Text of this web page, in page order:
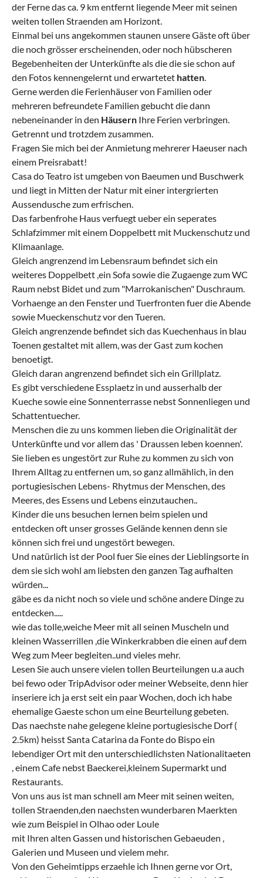
der Ferne das ca. 9 km entfernt liegende Meer mit seinen
weiten tollen Straenden am Horizont.
Einmal bei uns angekommen staunen unsere Gäste oft über
die noch grösser erscheinenden, oder noch hübscheren
Begebenheiten der Unterkünfte als die die sie schon auf
den Fotos kennengelernt und erwartetet hatten
Gerne werden die Ferienhäuser von Familien oder
mehreren befreundete Familien gebucht die dann
nebeneinander in den Häusern Ihre Ferien verbringen.
Getrennt und trotzdem zusammen.
Fragen Sie mich bei der Anmietung mehrerer Haeuser nach
einem Preisrabatt!
Casa do Teatro ist umgeben von Baeumen und Buschwerk
und liegt in Mitten der Natur mit einer intergrierten
Aussendusche zum erfrischen.
Das farbenfrohe Haus verfuegt ueber ein seperates
Schlafzimmer mit einem Doppelbett mit Muckenschutz und
Klimaanlage.
Gleich angrenzend im Lebensraum befindet sich ein
weiteres Doppelbett ,ein Sofa sowie die Zugaenge zum WC
Raum nebst Bidet und zum "Marrokanischen" Duschraum.
Vorhaenge an den Fenster und Tuerfronten fuer die Abende
sowie Mueckenschutz vor den Tueren.
Gleich angrenzende befindet sich das Kuechenhaus in blau
Toenen gestaltet mit allem, was der Gast zum kochen
benoetigt.
Gleich daran angrenzend befindet sich ein Grillplatz.
Es gibt verschiedene Essplaetz in und ausserhalb der
Kueche sowie eine Sonnenterrasse nebst Sonnenliegen und
Schattentuecher.
Menschen die zu uns kommen lieben die Originalität der
Unterkünfte und vor allem das ' Draussen leben koennen'.
Sie lieben es ungestört zur Ruhe zu kommen zu sich von
Ihrem Alltag zu entfernen um, so ganz allmählich, in den
portugiesischen Lebens- Rhytmus der Menschen, des
Meeres, des Essens und Lebens einzutauchen..
Kinder die uns besuchen lernen beim spielen und
entdecken oft unser grosses Gelände kennen denn sie
können sich frei und ungestört bewegen.
Und natürlich ist der Pool fuer Sie eines der Lieblingsorte in
dem sie sich wohl am liebsten den ganzen Tag aufhalten
würden...
gäbe es da nicht noch so viele und schöne andere Dinge zu
entdecken.....
wie das tolle,weiche Meer mit all seinen Muscheln und
kleinen Wasserrillen ,die Winkerkrabben die einen auf dem
Weg zum Meer begleiten..und vieles mehr.
Lesen Sie auch unsere vielen tollen Beurteilungen u.a auch
bei fewo oder TripAdvisor oder meiner Webseite, denn hier
inseriere ich ja erst seit ein paar Wochen, doch ich habe
ehemalige Gaeste schon um eine Beurteilung gebeten.
Das naechste nahe gelegene kleine portugiesische Dorf (
2.5km) heisst Santa Catarina da Fonte do Bispo ein
lebendiger Ort mit den unterschiedlichsten Nationalitaeten
, einem Cafe nebst Baeckerei,kleinem Supermarkt und
Restaurants.
Von uns aus ist man schnell am Meer mit seinen weiten,
tollen Straenden,den naechsten wunderbaren Maerkten
wie zum Beispiel in Olhao oder Loule
mit Ihren alten Gassen und historischen Gebaeuden ,
Galerien und Museen und vielem mehr.
Von den Geheimtipps erzaehle ich Ihnen gerne vor Ort,